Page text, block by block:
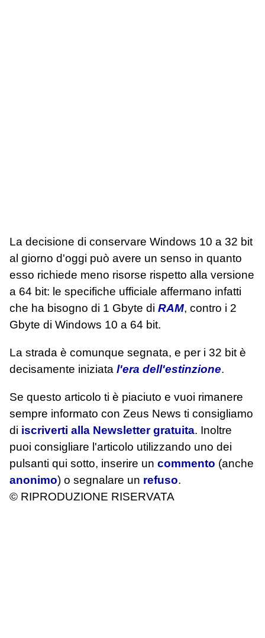
La decisione di conservare Windows 10 a 32 bit
al giorno d'oggi può avere un senso in quanto
esso richiede meno risorse rispetto alla versione
a 64 bit: le specifiche ufficiale affermano infatti
che ha bisogno di 1 Gbyte di RAM, contro i 2
Gbyte di Windows 10 a 64 bit.
La strada è comunque segnata, e per i 32 bit è
decisamente iniziata l'era dell'estinzione.
Se questo articolo ti è piaciuto e vuoi rimanere
sempre informato con Zeus News ti consigliamo
di iscriverti alla Newsletter gratuita. Inoltre
puoi consigliare l'articolo utilizzando uno dei
pulsanti qui sotto, inserire un commento (anche
anonimo) o segnalare un refuso.
© RIPRODUZIONE RISERVATA